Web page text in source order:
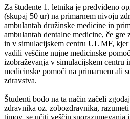
Za študente 1. letnika je predvideno
(skupaj 50 ur) na primarnem nivoju
ambulantah družinske medicine in
ambulantah dentalne medicine, če gre
in v simulacijskem centru UL MF, kjer
vadili veščine nujne medicinske
izobraževanja v simulacijskem centru
medicinske pomoči na primarnem ali
zdravstva.
Študenti bodo na ta način začeli
zdravnika oz. zobozdravnika,
timov, se učiti veščin